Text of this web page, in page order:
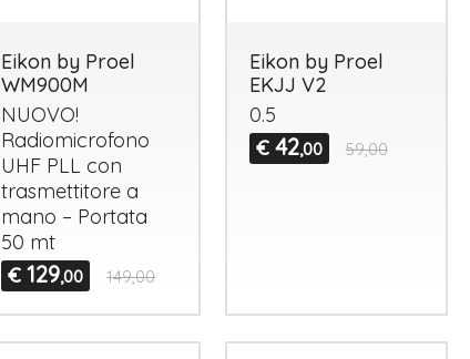
Eikon by Proel
WM900M
NUOVO!
Radiomicrofono
UHF PLL con
trasmettitore a
mano – Portata
50 mt
€ 129,00 149,00
Eikon by Proel
EKJJ V2
0.5
€ 42,00 59,00